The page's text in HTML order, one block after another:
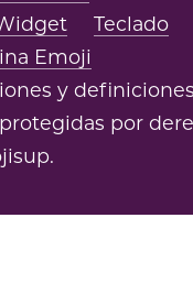
Teclado
Emoji
y
por